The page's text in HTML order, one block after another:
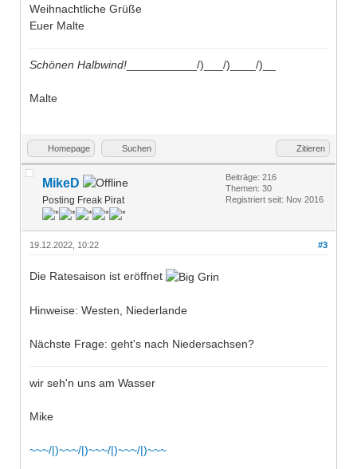
Weihnachtliche Grüße
Euer Malte
Schönen Halbwind! ___________/)___/)____/)__
Malte
Homepage Suchen Zitieren
MikeD
Posting Freak Pirat
Beiträge: 216
Themen: 30
Registriert seit: Nov 2016
#3
19.12.2022, 10:22
Die Ratesaison ist eröffnet
Hinweise: Westen, Niederlande
Nächste Frage: geht's nach Niedersachsen?
wir seh'n uns am Wasser
Mike
~~~/|)~~~/|)~~~/|)~~~/|)~~~